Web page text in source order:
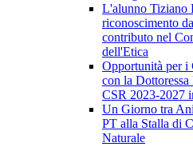
L'alunno Tiziano
riconoscimento
contributo nel
dell'Etica
Opportunità per
con la
CSR 2023-2027
Un Giorno tra
PT alla Stalla di
Naturale